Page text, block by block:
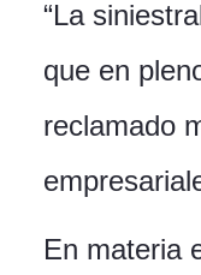
“La
que en
reclamado
En materia